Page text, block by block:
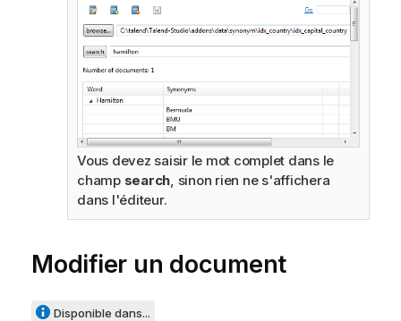
s
Vous devez saisir le mot complet dans le
champ search, sinon rien ne s'affichera
dans l'éditeur.
Modifier un document
Disponible dans...